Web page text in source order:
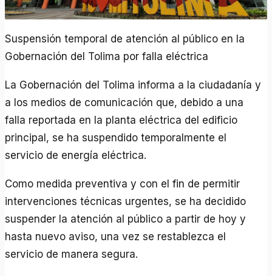
Suspensión temporal de atención al público en la
Gobernación del Tolima por falla eléctrica
La Gobernación del Tolima informa a la ciudadanía y
a los medios de comunicación que, debido a una
falla reportada en la planta eléctrica del edificio
principal, se ha suspendido temporalmente el
servicio de energía eléctrica.
Como medida preventiva y con el fin de permitir
intervenciones técnicas urgentes, se ha decidido
suspender la atención al público a partir de hoy y
hasta nuevo aviso, una vez se restablezca el
servicio de manera segura.